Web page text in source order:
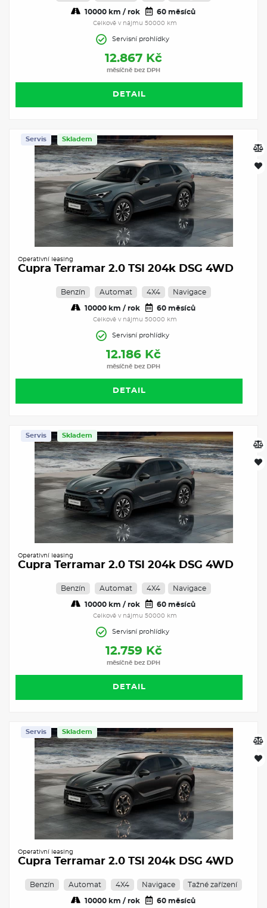
10000 km / rok 60 měsíců
Celkově v nájmu 50000 km
Servisní prohlídky
12.867 Kč
měsíčně bez DPH
DETAIL
Skladem
Servis
Operativní leasing
Cupra Terramar 2.0 TSI 204k DSG 4WD
Benzín Automat 4X4 Navigace
10000 km / rok 60 měsíců
Celkově v nájmu 50000 km
Servisní prohlídky
12.186 Kč
měsíčně bez DPH
DETAIL
Skladem
Servis
Operativní leasing
Cupra Terramar 2.0 TSI 204k DSG 4WD
Benzín Automat 4X4 Navigace
10000 km / rok 60 měsíců
Celkově v nájmu 50000 km
Servisní prohlídky
12.759 Kč
měsíčně bez DPH
DETAIL
Skladem
Servis
Operativní leasing
Cupra Terramar 2.0 TSI 204k DSG 4WD
Benzín Automat 4X4 Navigace Tažné zařízení
10000 km / rok 60 měsíců